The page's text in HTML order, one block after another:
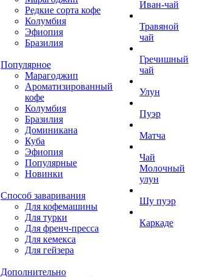
Редкие сорта кофе
Колумбия
Эфиопия
Бразилия
Популярное
Марагоджип
Ароматизированный
кофе
Колумбия
Бразилия
Доминикана
Куба
Эфиопия
Популярные
Новинки
Способ заваривания
Для кофемашины
Для турки
Для френч-пресса
Для кемекса
Для гейзера
Дополнительно
Иван-чай
Травяной
чай
Гречишный
чай
Улун
Пуэр
Матча
Чай
Молочный
улун
Шу пуэр
Каркаде